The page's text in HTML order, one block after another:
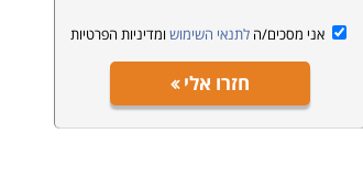
אני מסכים/הלתנאי השימוש ומדיניות הפרטיות
חזרו אלי